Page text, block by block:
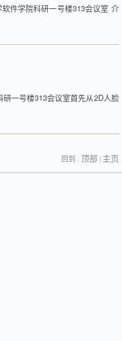
件学院科研一号楼313会议室 介
一号楼313会议室首先从2D人脸
回到 : 顶部 | 主页